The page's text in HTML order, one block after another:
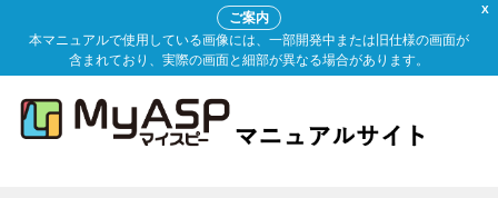
X
ご案内
本マニュアルで使用している画像には、一部開発中または旧仕様の画面が
含まれており、実際の画面と細部が異なる場合があります。